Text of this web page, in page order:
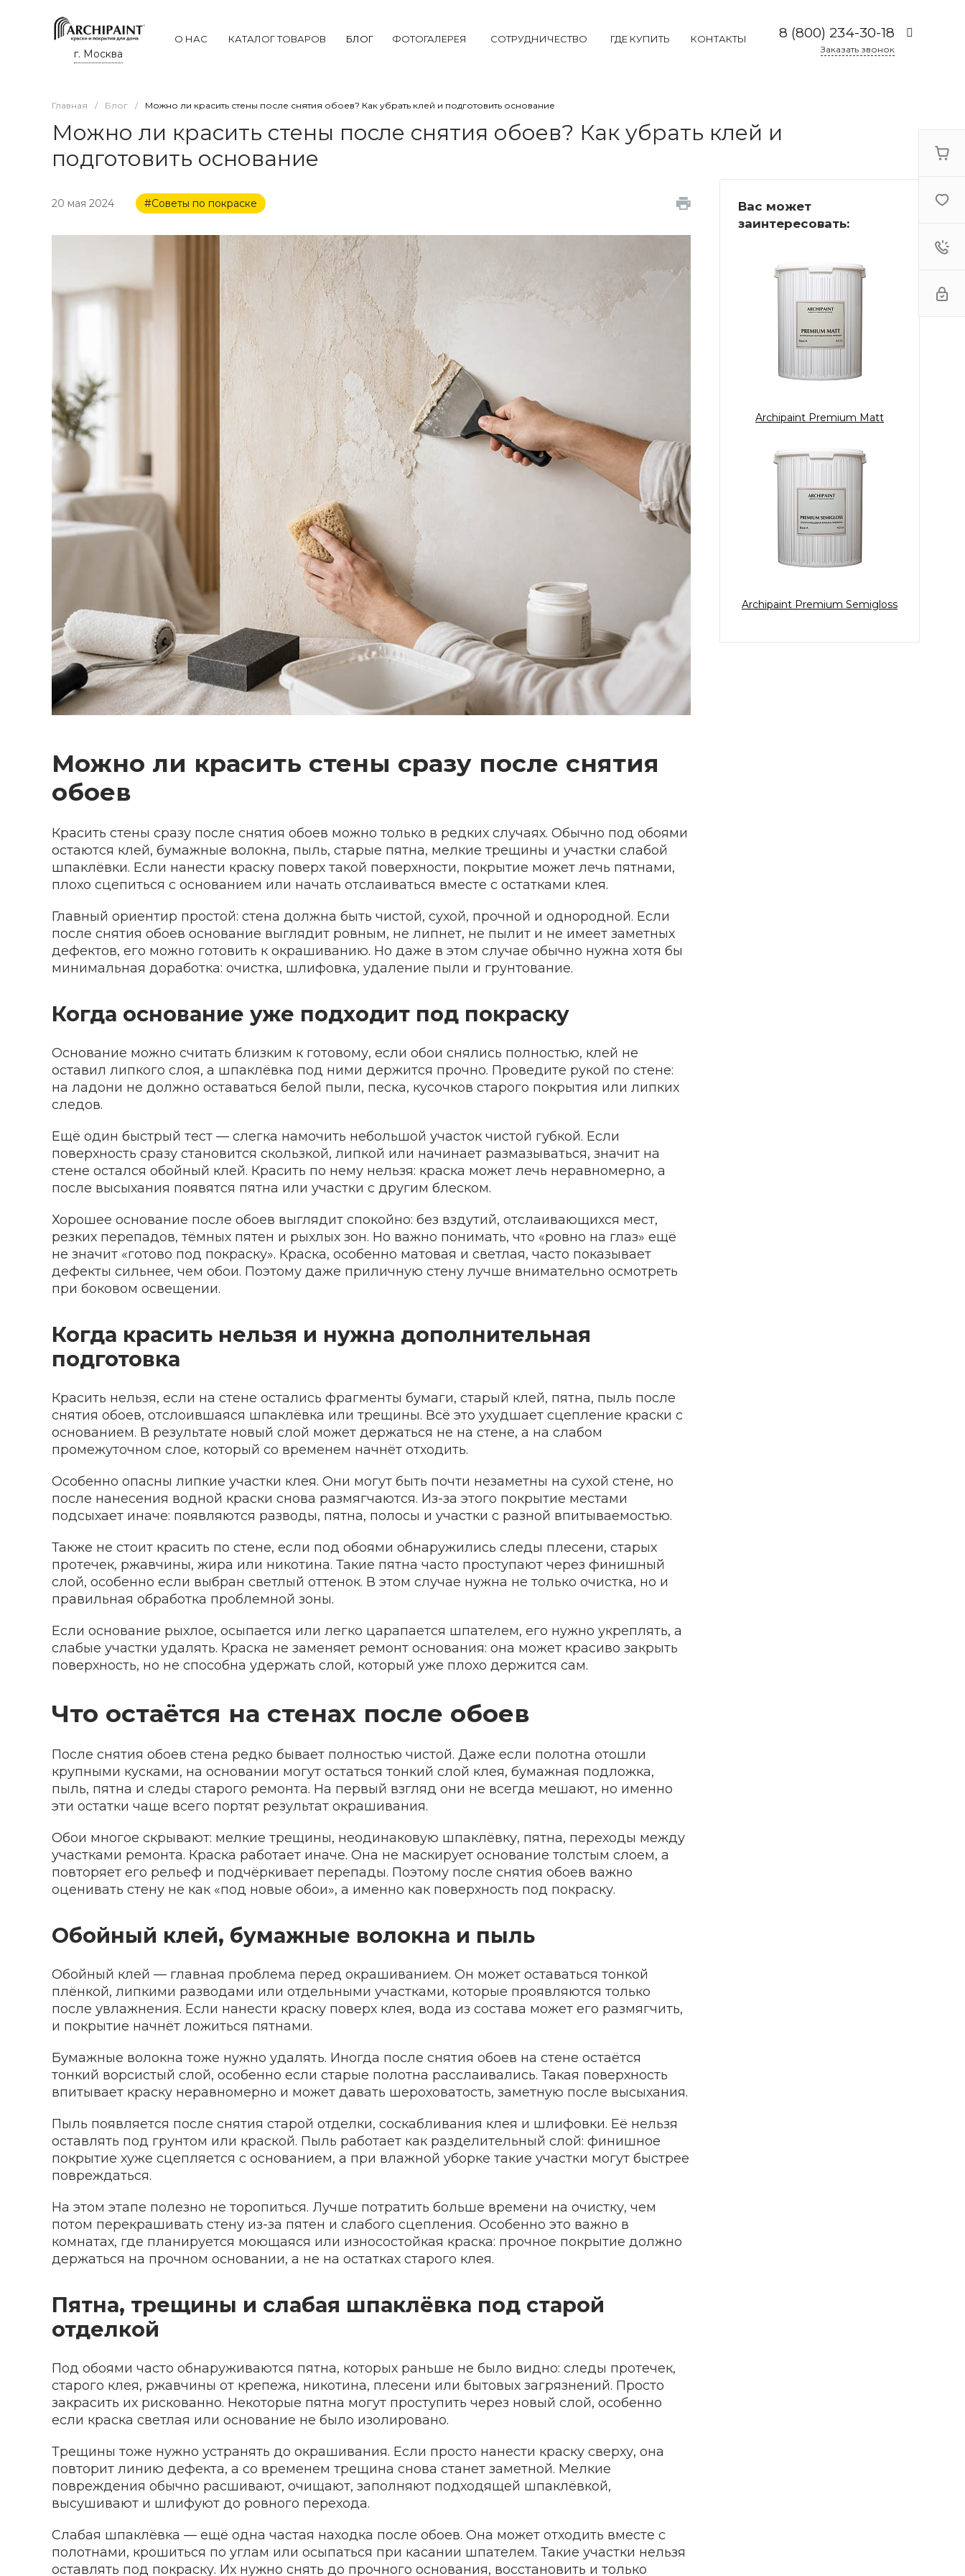
г. Москва
О НАС КАТАЛОГ ТОВАРОВ БЛОГ ФОТОГАЛЕРЕЯ СОТРУДНИЧЕСТВО ГДЕ КУПИТЬ КОНТАКТЫ 8 (800) 234-30-18
Пн-Пт: 09:00-19:00
10:00-17:00
Заказать звонок
Главная / Блог / Можно ли красить стены после снятия обоев? Как убрать клей и подготовить основание
Можно ли красить стены после снятия обоев? Как убрать клей и
подготовить основание
Вас может
заинтересовать:
Archipaint Premium Matt
Archipaint Premium Semigloss
20 мая 2024 #Советы по покраске
Можно ли красить стены сразу после снятия
обоев
Красить стены сразу после снятия обоев можно только в редких случаях. Обычно под обоями
остаются клей, бумажные волокна, пыль, старые пятна, мелкие трещины и участки слабой
шпаклёвки. Если нанести краску поверх такой поверхности, покрытие может лечь пятнами,
плохо сцепиться с основанием или начать отслаиваться вместе с остатками клея.
Главный ориентир простой: стена должна быть чистой, сухой, прочной и однородной. Если
после снятия обоев основание выглядит ровным, не липнет, не пылит и не имеет заметных
дефектов, его можно готовить к окрашиванию. Но даже в этом случае обычно нужна хотя бы
минимальная доработка: очистка, шлифовка, удаление пыли и грунтование.
Когда основание уже подходит под покраску
Основание можно считать близким к готовому, если обои снялись полностью, клей не
оставил липкого слоя, а шпаклёвка под ними держится прочно. Проведите рукой по стене:
на ладони не должно оставаться белой пыли, песка, кусочков старого покрытия или липких
следов.
Ещё один быстрый тест — слегка намочить небольшой участок чистой губкой. Если
поверхность сразу становится скользкой, липкой или начинает размазываться, значит на
стене остался обойный клей. Красить по нему нельзя: краска может лечь неравномерно, а
после высыхания появятся пятна или участки с другим блеском.
Хорошее основание после обоев выглядит спокойно: без вздутий, отслаивающихся мест,
резких перепадов, тёмных пятен и рыхлых зон. Но важно понимать, что «ровно на глаз» ещё
не значит «готово под покраску». Краска, особенно матовая и светлая, часто показывает
дефекты сильнее, чем обои. Поэтому даже приличную стену лучше внимательно осмотреть
при боковом освещении.
Когда красить нельзя и нужна дополнительная
подготовка
Красить нельзя, если на стене остались фрагменты бумаги, старый клей, пятна, пыль после
снятия обоев, отслоившаяся шпаклёвка или трещины. Всё это ухудшает сцепление краски с
основанием. В результате новый слой может держаться не на стене, а на слабом
промежуточном слое, который со временем начнёт отходить.
Особенно опасны липкие участки клея. Они могут быть почти незаметны на сухой стене, но
после нанесения водной краски снова размягчаются. Из-за этого покрытие местами
подсыхает иначе: появляются разводы, пятна, полосы и участки с разной впитываемостью.
Также не стоит красить по стене, если под обоями обнаружились следы плесени, старых
протечек, ржавчины, жира или никотина. Такие пятна часто проступают через финишный
слой, особенно если выбран светлый оттенок. В этом случае нужна не только очистка, но и
правильная обработка проблемной зоны.
Если основание рыхлое, осыпается или легко царапается шпателем, его нужно укреплять, а
слабые участки удалять. Краска не заменяет ремонт основания: она может красиво закрыть
поверхность, но не способна удержать слой, который уже плохо держится сам.
Что остаётся на стенах после обоев
После снятия обоев стена редко бывает полностью чистой. Даже если полотна отошли
крупными кусками, на основании могут остаться тонкий слой клея, бумажная подложка,
пыль, пятна и следы старого ремонта. На первый взгляд они не всегда мешают, но именно
эти остатки чаще всего портят результат окрашивания.
Обои многое скрывают: мелкие трещины, неодинаковую шпаклёвку, пятна, переходы между
участками ремонта. Краска работает иначе. Она не маскирует основание толстым слоем, а
повторяет его рельеф и подчёркивает перепады. Поэтому после снятия обоев важно
оценивать стену не как «под новые обои», а именно как поверхность под покраску.
Обойный клей, бумажные волокна и пыль
Обойный клей — главная проблема перед окрашиванием. Он может оставаться тонкой
плёнкой, липкими разводами или отдельными участками, которые проявляются только
после увлажнения. Если нанести краску поверх клея, вода из состава может его размягчить,
и покрытие начнёт ложиться пятнами.
Бумажные волокна тоже нужно удалять. Иногда после снятия обоев на стене остаётся
тонкий ворсистый слой, особенно если старые полотна расслаивались. Такая поверхность
впитывает краску неравномерно и может давать шероховатость, заметную после высыхания.
Пыль появляется после снятия старой отделки, соскабливания клея и шлифовки. Её нельзя
оставлять под грунтом или краской. Пыль работает как разделительный слой: финишное
покрытие хуже сцепляется с основанием, а при влажной уборке такие участки могут быстрее
повреждаться.
На этом этапе полезно не торопиться. Лучше потратить больше времени на очистку, чем
потом перекрашивать стену из-за пятен и слабого сцепления. Особенно это важно в
комнатах, где планируется моющаяся или износостойкая краска: прочное покрытие должно
держаться на прочном основании, а не на остатках старого клея.
Пятна, трещины и слабая шпаклёвка под старой
отделкой
Под обоями часто обнаруживаются пятна, которых раньше не было видно: следы протечек,
старого клея, ржавчины от крепежа, никотина, плесени или бытовых загрязнений. Просто
закрасить их рискованно. Некоторые пятна могут проступить через новый слой, особенно
если краска светлая или основание не было изолировано.
Трещины тоже нужно устранять до окрашивания. Если просто нанести краску сверху, она
повторит линию дефекта, а со временем трещина снова станет заметной. Мелкие
повреждения обычно расшивают, очищают, заполняют подходящей шпаклёвкой,
высушивают и шлифуют до ровного перехода.
Слабая шпаклёвка — ещё одна частая находка после обоев. Она может отходить вместе с
полотнами, крошиться по углам или осыпаться при касании шпателем. Такие участки нельзя
оставлять под покраску. Их нужно снять до прочного основания, восстановить и только